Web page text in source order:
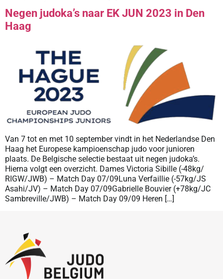
Negen judoka’s naar EK JUN 2023 in Den
Haag
Van 7 tot en met 10 september vindt in het Nederlandse Den
Haag het Europese kampioenschap judo voor junioren
plaats. De Belgische selectie bestaat uit negen judoka’s.
Hierna volgt een overzicht. Dames Victoria Sibille (-48kg/
RIGW/JWB) – Match Day 07/09Luna Verfaillie (-57kg/JS
Asahi/JV) – Match Day 07/09Gabrielle Bouvier (+78kg/JC
Sambreville/JWB) – Match Day 09/09 Heren […]